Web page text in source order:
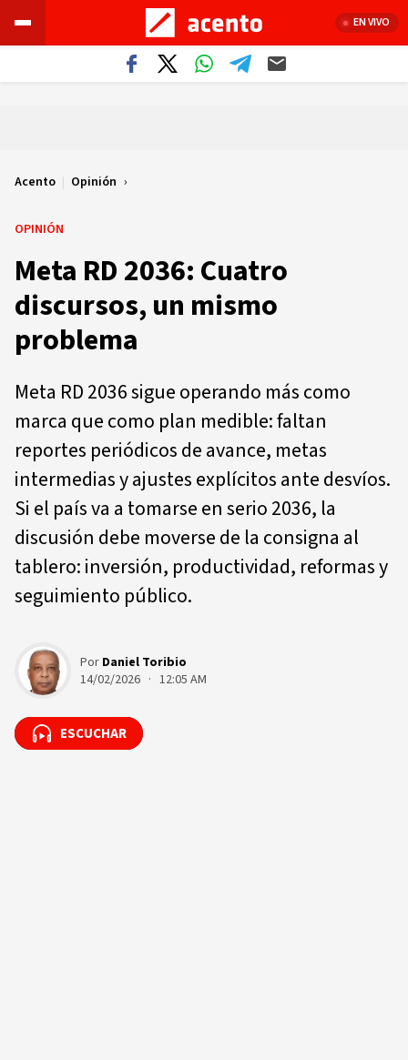
EN VIVO
Acento | Opinión
OPINIÓN
Meta RD 2036: Cuatro
discursos, un mismo
problema
Meta RD 2036 sigue operando más como
marca que como plan medible: faltan
reportes periódicos de avance, metas
intermedias y ajustes explícitos ante desvíos.
Si el país va a tomarse en serio 2036, la
discusión debe moverse de la consigna al
tablero: inversión, productividad, reformas y
seguimiento público.
Por Daniel Toribio
14/02/2026 · 12:05 AM
ESCUCHAR
ESCUCHAR